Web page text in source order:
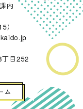
内
）
丁目252
ム